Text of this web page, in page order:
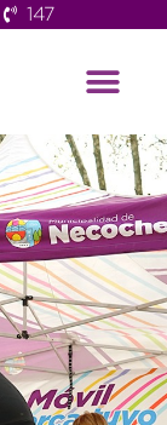
147